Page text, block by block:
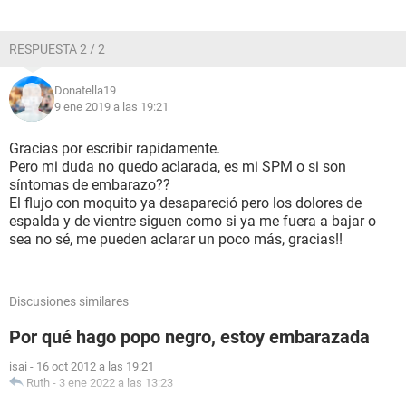
RESPUESTA 2 / 2
Donatella19
9 ene 2019 a las 19:21
Gracias por escribir rapídamente.
Pero mi duda no quedo aclarada, es mi SPM o si son
síntomas de embarazo??
El flujo con moquito ya desapareció pero los dolores de
espalda y de vientre siguen como si ya me fuera a bajar o
sea no sé, me pueden aclarar un poco más, gracias!!
Discusiones similares
Por qué hago popo negro, estoy embarazada
isai - 16 oct 2012 a las 19:21
Ruth - 3 ene 2022 a las 13:23